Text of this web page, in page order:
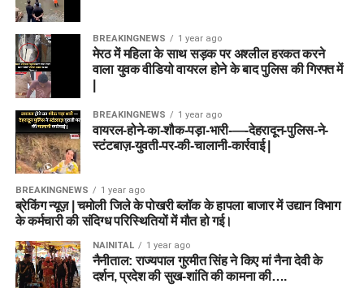
BREAKINGNEWS 1 year ago
मेरठ में महिला के साथ सड़क पर अश्लील हरकत करने
वाला युवक वीडियो वायरल होने के बाद पुलिस की गिरफ्त में
BREAKINGNEWS 1 year ago
वायरल-होने-का-शौक-पड़ा-भारी-—-देहरादून-पुलिस-ने-
स्टंटबाज़-युवती-पर-की-चालानी-कार्रवाई |
BREAKINGNEWS 1 year ago
ब्रेकिंग न्यूज़ | चमोली जिले के पोखरी ब्लॉक के हापला बाजार में उद्यान विभाग
के कर्मचारी की संदिग्ध परिस्थितियों में मौत हो गई।
NAINITAL 1 year ago
नैनीताल: राज्यपाल गुरमीत सिंह ने किए मां नैना देवी के
दर्शन, प्रदेश की सुख-शांति की कामना की….